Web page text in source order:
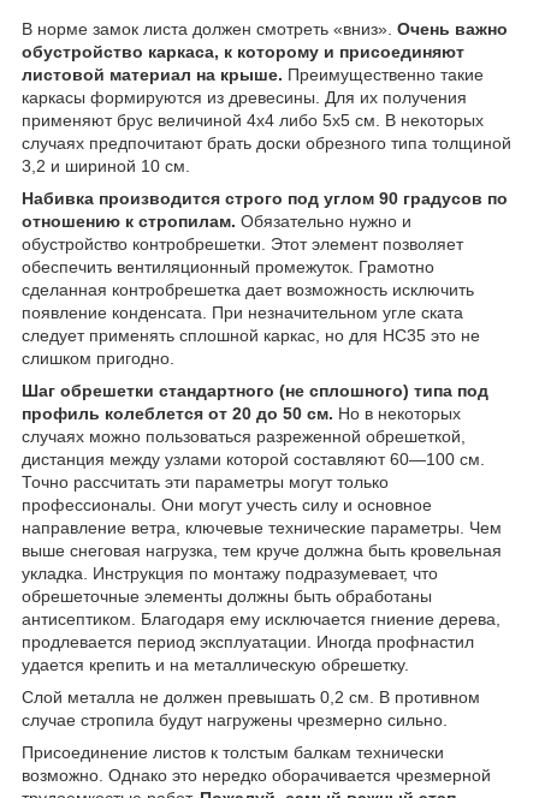
В норме замок листа должен смотреть «вниз». Очень важно
обустройство каркаса, к которому и присоединяют
листовой материал на крыше. Преимущественно такие
каркасы формируются из древесины. Для их получения
применяют брус величиной 4х4 либо 5х5 см. В некоторых
случаях предпочитают брать доски обрезного типа толщиной
3,2 и шириной 10 см.
Набивка производится строго под углом 90 градусов по
отношению к стропилам. Обязательно нужно и
обустройство контробрешетки. Этот элемент позволяет
обеспечить вентиляционный промежуток. Грамотно
сделанная контробрешетка дает возможность исключить
появление конденсата. При незначительном угле ската
следует применять сплошной каркас, но для НС35 это не
слишком пригодно.
Шаг обрешетки стандартного (не сплошного) типа под
профиль колеблется от 20 до 50 см. Но в некоторых
случаях можно пользоваться разреженной обрешеткой,
дистанция между узлами которой составляют 60—100 см.
Точно рассчитать эти параметры могут только
профессионалы. Они могут учесть силу и основное
направление ветра, ключевые технические параметры. Чем
выше снеговая нагрузка, тем круче должна быть кровельная
укладка. Инструкция по монтажу подразумевает, что
обрешеточные элементы должны быть обработаны
антисептиком. Благодаря ему исключается гниение дерева,
продлевается период эксплуатации. Иногда профнастил
удается крепить и на металлическую обрешетку.
Слой металла не должен превышать 0,2 см. В противном
случае стропила будут нагружены чрезмерно сильно.
Присоединение листов к толстым балкам технически
возможно. Однако это нередко оборачивается чрезмерной